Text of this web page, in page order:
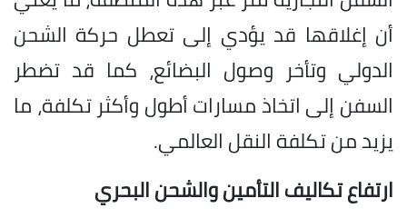
أن إغلاقها قد يؤدي إلى تعطل حركة الشحن
الدولي وتأخر وصول البضائع، كما قد تضطر
السفن إلى اتخاذ مسارات أطول وأكثر تكلفة، ما
يزيد من تكلفة النقل العالمي.
ارتفاع تكاليف التأمين والشحن البحري